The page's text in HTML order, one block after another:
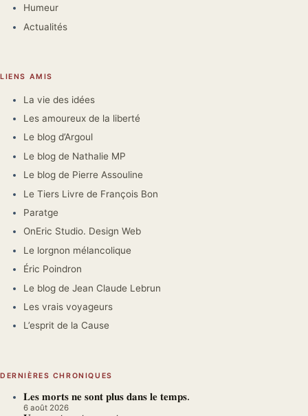
Humeur
Actualités
LIENS AMIS
La vie des idées
Les amoureux de la liberté
Le blog d’Argoul
Le blog de Nathalie MP
Le blog de Pierre Assouline
Le Tiers Livre de François Bon
Paratge
OnEric Studio. Design Web
Le lorgnon mélancolique
Éric Poindron
Le blog de Jean Claude Lebrun
Les vrais voyageurs
L’esprit de la Cause
DERNIÈRES CHRONIQUES
𝐋𝐞𝐬 𝐦𝐨𝐫𝐭𝐬 𝐧𝐞 𝐬𝐨𝐧𝐭 𝐩𝐥𝐮𝐬 𝐝𝐚𝐧𝐬 𝐥𝐞 𝐭𝐞𝐦𝐩𝐬.
6 août 2026